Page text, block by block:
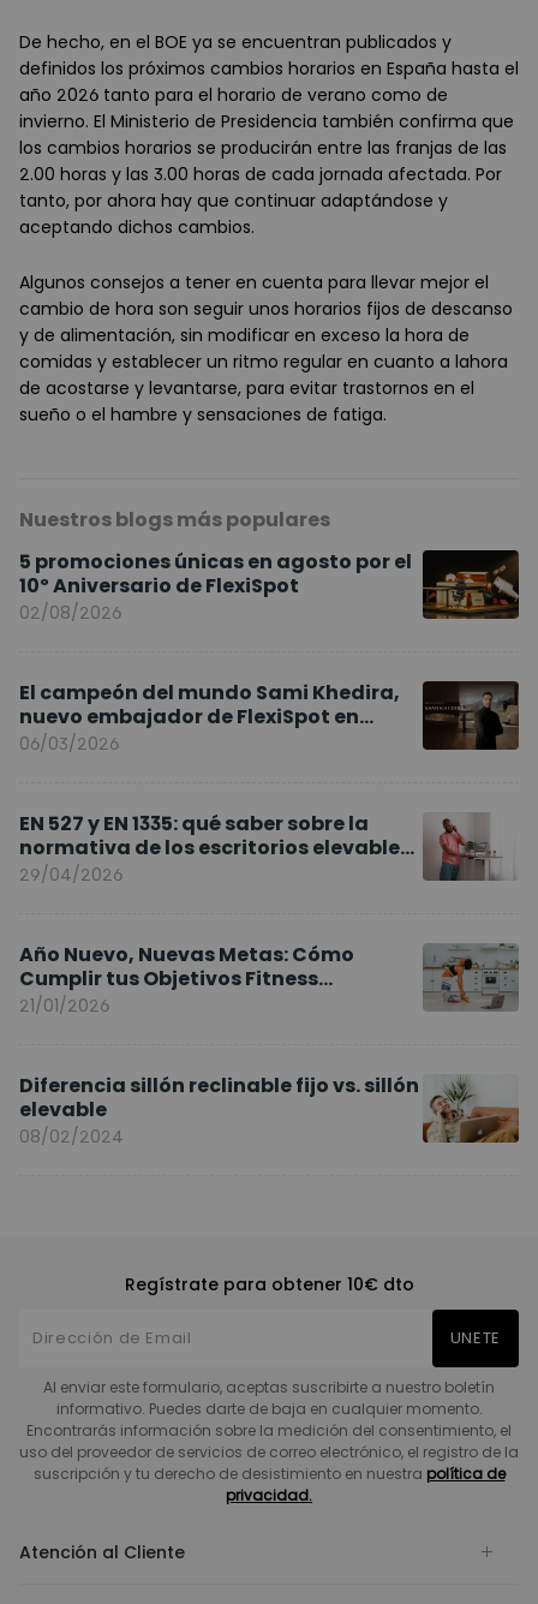
De hecho, en el BOE ya se encuentran publicados y
definidos los próximos cambios horarios en España hasta el
año 2026 tanto para el horario de verano como de
invierno. El Ministerio de Presidencia también confirma que
los cambios horarios se producirán entre las franjas de las
2.00 horas y las 3.00 horas de cada jornada afectada. Por
tanto, por ahora hay que continuar adaptándose y
aceptando dichos cambios.
Algunos consejos a tener en cuenta para llevar mejor el
cambio de hora son seguir unos horarios fijos de descanso
y de alimentación, sin modificar en exceso la hora de
comidas y establecer un ritmo regular en cuanto a lahora
de acostarse y levantarse, para evitar trastornos en el
sueño o el hambre y sensaciones de fatiga.
Nuestros blogs más populares
5 promociones únicas en agosto por el
10º Aniversario de FlexiSpot
02/08/2026
El campeón del mundo Sami Khedira,
nuevo embajador de FlexiSpot en
Europa
06/03/2026
EN 527 y EN 1335: qué saber sobre la
normativa de los escritorios elevables
y sillas ergonómicas
29/04/2026
Año Nuevo, Nuevas Metas: Cómo
Cumplir tus Objetivos Fitness
Entrenando en Casa
21/01/2026
Diferencia sillón reclinable fijo vs. sillón
elevable
08/02/2024
Regístrate para obtener 10€ dto
UNETE
Al enviar este formulario, aceptas suscribirte a nuestro boletín
informativo. Puedes darte de baja en cualquier momento.
Encontrarás información sobre la medición del consentimiento, el
uso del proveedor de servicios de correo electrónico, el registro de la
suscripción y tu derecho de desistimiento en nuestra política de
privacidad.
Atención al Cliente